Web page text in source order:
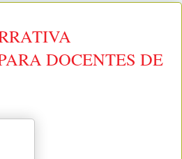
DOCENTES DE